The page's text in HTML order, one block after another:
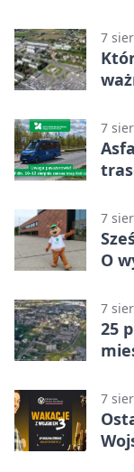
7
7
7
O
7
25
7